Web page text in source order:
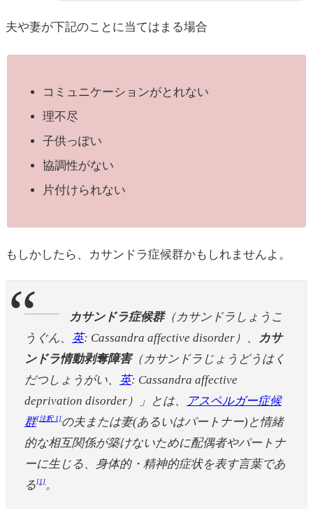
夫や妻が下記のことに当てはまる場合
コミュニケーションがとれない
理不尽
子供っぽい
協調性がない
片付けられない
もしかしたら、カサンドラ症候群かもしれませんよ。
カサンドラ症候群（カサンドラしょうこ
うぐん、 英: Cassandra affective disorder）、
カサ
ンドラ情動剥奪障害（カサンドラじょうどうはく
だつしょうがい、 英: Cassandra affective
deprivation disorder）」とは、
アスペルガー症候
群[注釈 1]の夫または妻(あるいはパートナー)と情緒
的な相互関係が築けないために配偶者やパートナ
ーに生じる、身体的・精神的症状を表す言葉であ
る[1]。